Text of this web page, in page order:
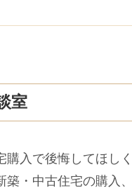
室
購入で後悔してほし
・中古住宅の購入